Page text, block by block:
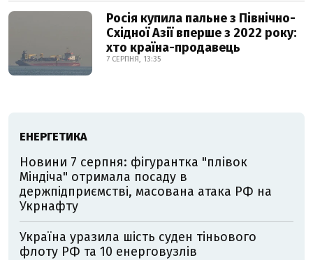
Росія купила пальне з Північно-
Східної Азії вперше з 2022 року:
хто країна-продавець
7 СЕРПНЯ, 13:35
ЕНЕРГЕТИКА
Новини 7 серпня: фігурантка "плівок
Міндіча" отримала посаду в
держпідприємстві, масована атака РФ на
Укрнафту
Україна уразила шість суден тіньового
флоту РФ та 10 енерговузлів